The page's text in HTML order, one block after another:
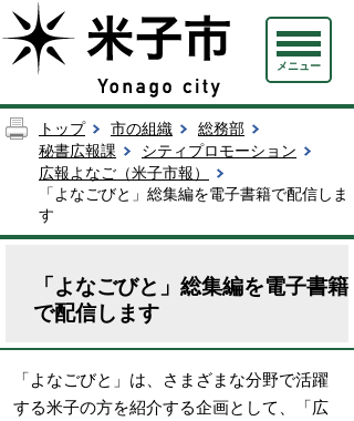
メニュー
トップ 市の組織
総務部
秘書広報課
シティプロモーション
広報よなご（米子市報）
「よなごびと」総集編を電子書籍で配信しま
す
「よなごびと」総集編を電子書籍
で配信します
「よなごびと」は、さまざまな分野で活躍
する米子の方を紹介する企画として、「広